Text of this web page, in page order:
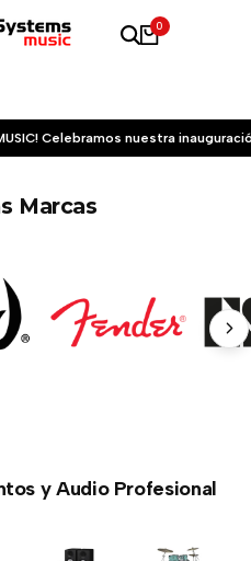
0
Celebramos nuestra
Marcas
y Audio Profesional